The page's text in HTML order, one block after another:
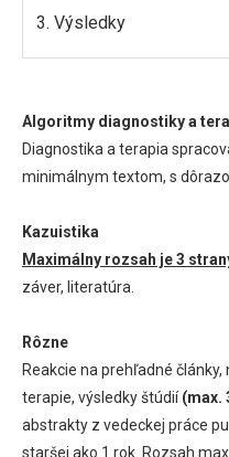
3. Výsledky
Algoritmy diagnostiky a
Diagnostika a terapia
minimálnym textom, s
Kazuistika
Maximálny rozsah je 3
záver, literatúra.
Rôzne
Reakcie na prehľadné
terapie, výsledky štúdií(max.
abstrakty z vedeckej práce
staršej ako 1 rok. Rozsah max.